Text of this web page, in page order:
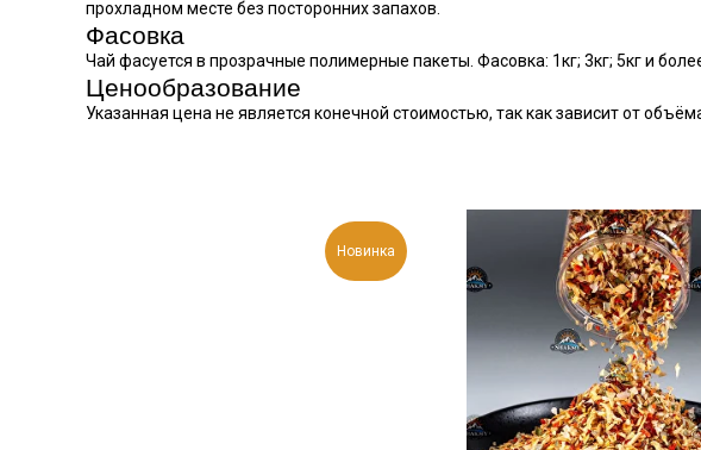
прохладном месте без посторонних запахов.
Фасовка
Чай фасуется в прозрачные полимерные пакеты. Фасовка: 1кг; 3кг; 5кг и
Ценообразование
Указанная цена не является конечной стоимостью, так как зависит от
Новинка